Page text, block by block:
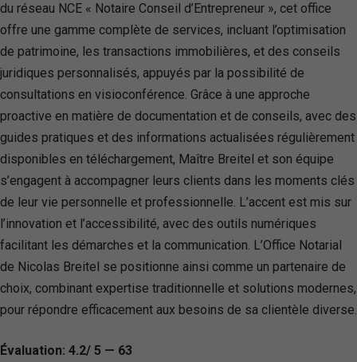
du réseau NCE « Notaire Conseil d’Entrepreneur », cet office
offre une gamme complète de services, incluant l’optimisation
de patrimoine, les transactions immobilières, et des conseils
juridiques personnalisés, appuyés par la possibilité de
consultations en visioconférence. Grâce à une approche
proactive en matière de documentation et de conseils, avec des
guides pratiques et des informations actualisées régulièrement
disponibles en téléchargement, Maître Breitel et son équipe
s’engagent à accompagner leurs clients dans les moments clés
de leur vie personnelle et professionnelle. L’accent est mis sur
l’innovation et l’accessibilité, avec des outils numériques
facilitant les démarches et la communication. L’Office Notarial
de Nicolas Breitel se positionne ainsi comme un partenaire de
choix, combinant expertise traditionnelle et solutions modernes,
pour répondre efficacement aux besoins de sa clientèle diverse.
Évaluation: 4.2/ 5 — 63